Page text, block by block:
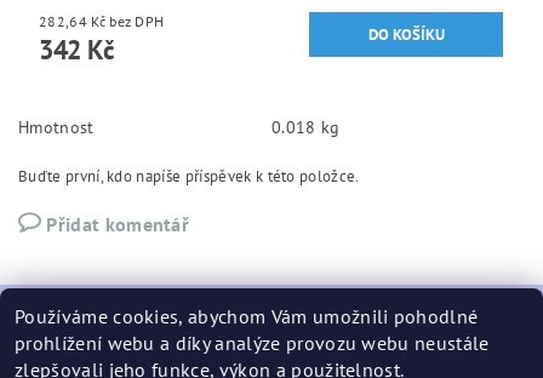
282,64 Kč bez DPH
342 Kč
Hmotnost 0.018 kg
Buďte první, kdo napíše příspěvek k této položce.
Přidat komentář
podminky
Používáme cookies, abychom Vám umožnili pohodlné
prohlížení webu a díky analýze provozu webu neustále
zlepšovali jeho funkce, výkon a použitelnost.